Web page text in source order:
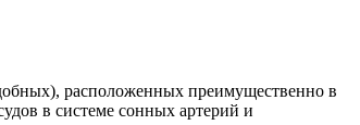
расположенных преимущественно в
в системе сонных артерий и